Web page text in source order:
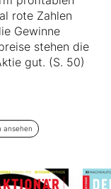
rote Zahlen
Gewinne
stehen die
gut. (S. 50)
ansehen